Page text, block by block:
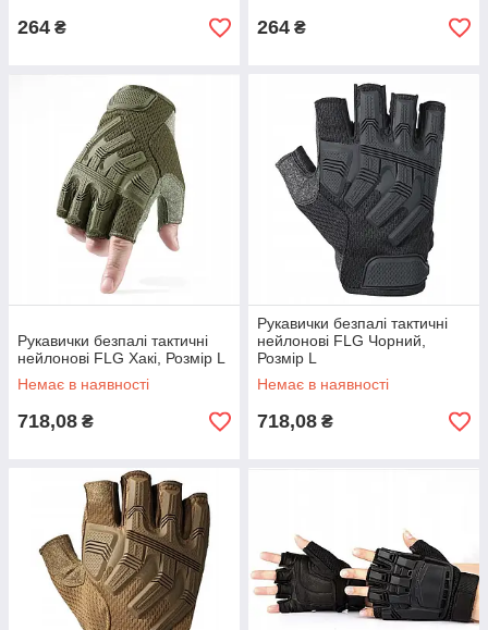
264 ₴ 264 ₴
Рукавички безпалі тактичні
нейлонові FLG Хакі, Розмір L
Немає в наявності
718,08 ₴
Рукавички безпалі тактичні
нейлонові FLG Чорний,
Розмір L
Немає в наявності
718,08 ₴